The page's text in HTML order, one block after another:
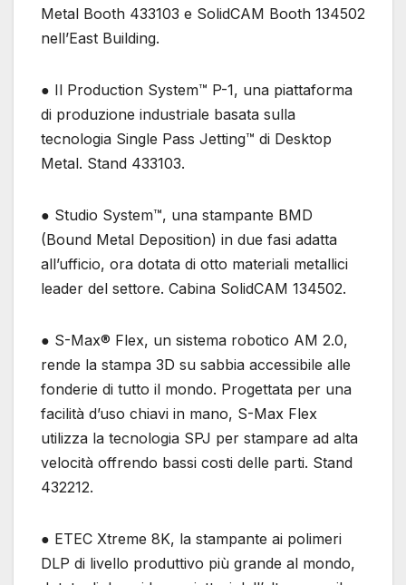
Metal Booth 433103 e SolidCAM Booth 134502
nell’East Building.
● Il Production System™ P-1, una piattaforma
di produzione industriale basata sulla
tecnologia Single Pass Jetting™ di Desktop
Metal. Stand 433103.
● Studio System™, una stampante BMD
(Bound Metal Deposition) in due fasi adatta
all’ufficio, ora dotata di otto materiali metallici
leader del settore. Cabina SolidCAM 134502.
● S-Max® Flex, un sistema robotico AM 2.0,
rende la stampa 3D su sabbia accessibile alle
fonderie di tutto il mondo. Progettata per una
facilità d’uso chiavi in ​​mano, S-Max Flex
utilizza la tecnologia SPJ per stampare ad alta
velocità offrendo bassi costi delle parti. Stand
432212.
● ETEC Xtreme 8K, la stampante ai polimeri
DLP di livello produttivo più grande al mondo,